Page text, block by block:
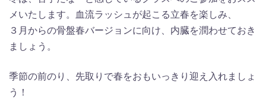
メいたします。血流ラッシュが起こる立春を楽しみ、
３月からの骨盤春バージョンに向け、内臓を潤わせておき
ましょう。
季節の前のり、先取りで春をおもいっきり迎え入れましょ
う！